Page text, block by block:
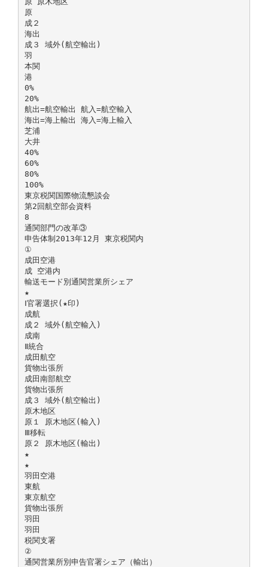
原
成２
海出
成３ 域外(航空輸出)
羽
本関
港
0%
20%
航出=航空輸出 航入=航空輸入
海出=海上輸出 海入=海上輸入
芝浦
大井
40%
60%
80%
100%
東京税関国際物流懇談会
第2回航空部会資料
8
通関部門の改革③
申告体制2013年12月 東京税関内
①
成田空港
成 空港内
輸送モード別通関営業所シェア
★
Ⅰ官署選択(★印)
成航
成２ 域外(航空輸入)
成南
Ⅱ統合
成田航空
貨物出張所
成田南部航空
貨物出張所
成３ 域外(航空輸出)
原木地区
原１ 原木地区(輸入)
Ⅲ移転
原２ 原木地区(輸出)
★
★
羽田空港
東航
東京航空
貨物出張所
羽田
羽田
税関支署
②
通関営業所別申告官署シェア（輸出）